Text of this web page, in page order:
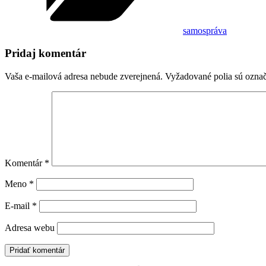
samospráva
Pridaj komentár
Vaša e-mailová adresa nebude zverejnená. Vyžadované polia sú
Komentár *
Meno *
E-mail *
Adresa webu